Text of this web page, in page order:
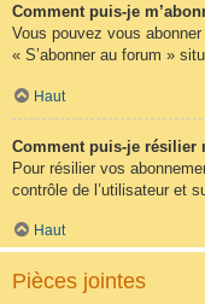
Comment puis-je
Vous pouvez vous
« S’abonner au forum »
Haut
Comment puis-je résilier
Pour résilier vos
contrôle de l’utilisateur et
Haut
Pièces jointes